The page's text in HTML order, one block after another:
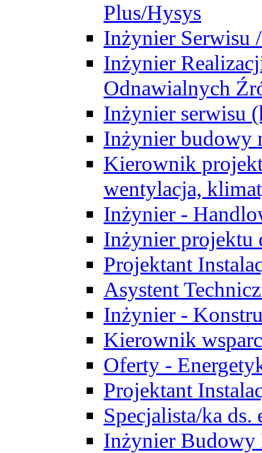
Plus/Hysys
Inżynier Serwisu
Inżynier
Odnawialnych
Inżynier serwisu
Inżynier budowy
Kierownik
wentylacja,
Inżynier -
Inżynier projektu
Projektant
Asystent
Inżynier -
Kierownik
Oferty -
Projektant
Specjalista/ka
Inżynier